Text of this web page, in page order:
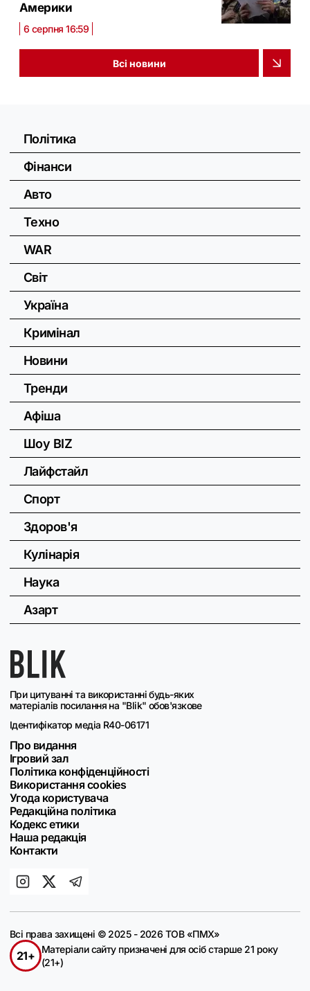
Америки
6 серпня 16:59
Всі новини
При цитуванні та використанні будь-яких
матеріалів посилання на "Blik" обов'язкове
Ідентифікатор медіа R40-06171
Про видання
Ігровий зал
Політика конфіденційності
Використання cookies
Угода користувача
Редакційна політика
Кодекс етики
Наша редакція
Контакти
Політика
Фінанси
Авто
Техно
WAR
Світ
Україна
Кримінал
Новини
Тренди
Афіша
Шоу BIZ
Лайфстайл
Спорт
Здоров'я
Кулінарія
Наука
Азарт
Всі права захищені © 2025 - 2026 ТОВ «ПМХ»
21+
Матеріали сайту призначені для осіб старше 21 року
(21+)